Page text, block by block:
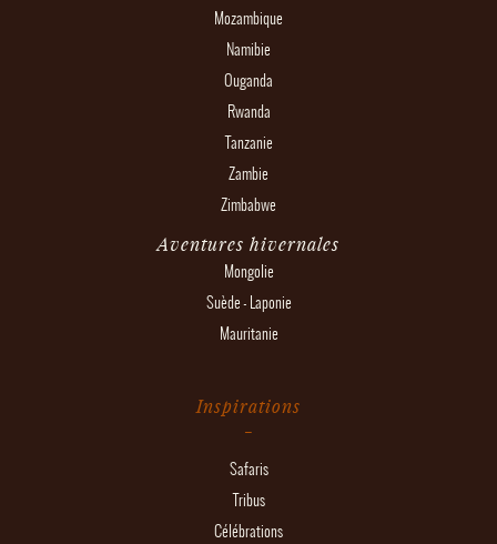
Mozambique
Namibie
Ouganda
Rwanda
Tanzanie
Zambie
Zimbabwe
Aventures hivernales
Mongolie
Suède - Laponie
Mauritanie
Inspirations
Safaris
Tribus
Célébrations